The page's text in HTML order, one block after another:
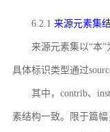
6.2.1 来源元素集
来源元素集以“本
具体标识类型通过
其中，contrib、
素结构一致。限于篇